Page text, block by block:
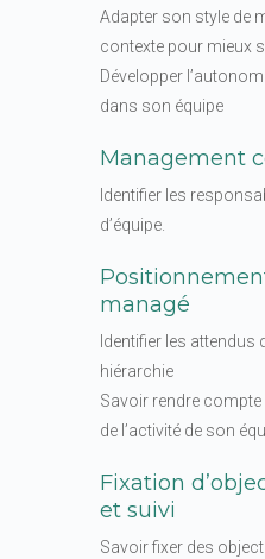
Adapter son style de
contexte pour mieux
Développer
dans son équipe
Management
Identifier les
d’équipe.
managé
Identifier les attendus
hiérarchie
Savoir rendre
de l’activité de son
Fixation
et suivi
Savoir fixer des